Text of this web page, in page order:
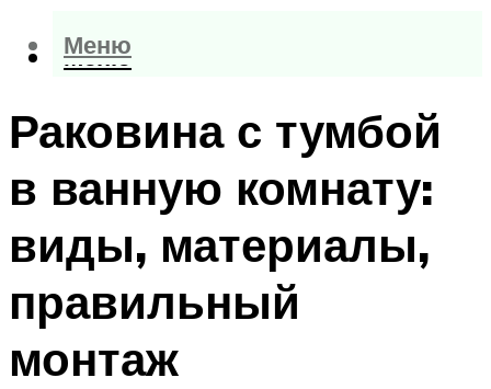
Меню
Меню
Раковина с тумбой
в ванную комнату:
виды, материалы,
правильный
монтаж